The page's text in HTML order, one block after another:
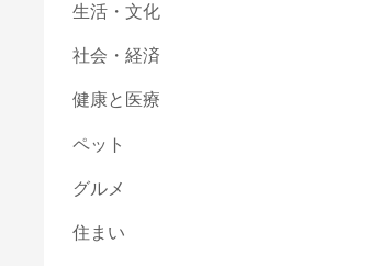
生活・文化
社会・経済
健康と医療
ペット
グルメ
住まい